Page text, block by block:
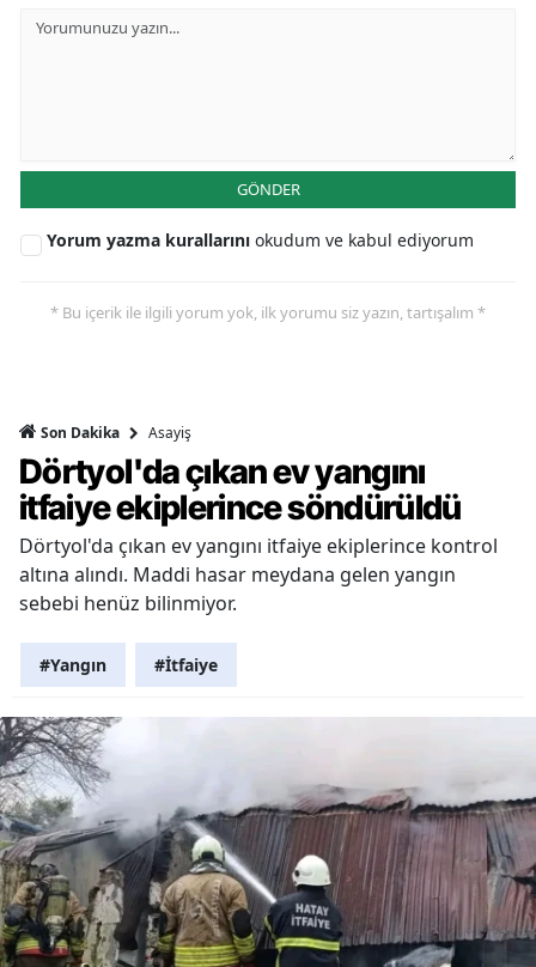
GÖNDER
Yorum yazma kurallarını okudum ve kabul ediyorum
* Bu içerik ile ilgili yorum yok, ilk yorumu siz yazın, tartışalım *
Son Dakika Asayiş
Dörtyol'da çıkan ev yangını
itfaiye ekiplerince söndürüldü
Dörtyol'da çıkan ev yangını itfaiye ekiplerince kontrol
altına alındı. Maddi hasar meydana gelen yangın
sebebi henüz bilinmiyor.
#Yangın #İtfaiye